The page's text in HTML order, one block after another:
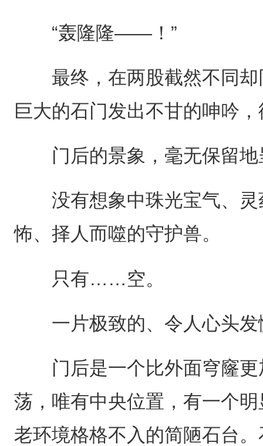
“轰隆隆——！”
最终，在两股截然不同却
巨大的石门发出不甘的呻吟
门后的景象，毫无保留地
没有想象中珠光宝气、灵
怖、择人而噬的守护兽。
只有……空。
一片极致的、令人心头发
门后是一个比外面穹窿更
荡，唯有中央位置，有一个
老环境格格不入的简陋石台